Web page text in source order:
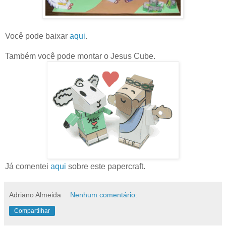
Você pode baixar aqui.
Também você pode montar o Jesus Cube.
Já comentei aqui sobre este papercraft.
Adriano Almeida Nenhum comentário:
Compartilhar